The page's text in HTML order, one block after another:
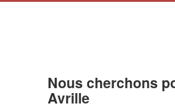
Nous cherchons
Avrille